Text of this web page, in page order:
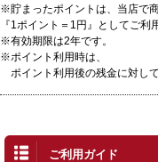
※貯まったポイントは、当店で
『1ポイント＝1円』としてご利
※有効期限は2年です。
※ポイント利用時は、
ポイント利用後の残金に対し
ご利用ガイド